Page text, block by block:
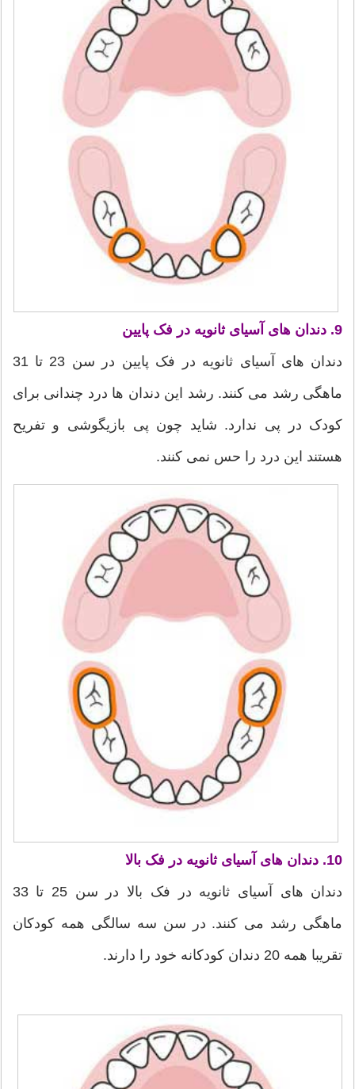
9. دندان های آسیای ثانویه در فک پایین
دندان های آسیای ثانویه در فک پایین در سن 23 تا 31
ماهگی رشد می کنند. رشد این دندان ها درد چندانی برای
کودک در پی ندارد. شاید چون پی بازیگوشی و تفریح
هستند این درد را حس نمی کنند.
10. دندان های آسیای ثانویه در فک بالا
دندان های آسیای ثانویه در فک بالا در سن 25 تا 33
ماهگی رشد می کنند. در سن سه سالگی همه کودکان
تقریبا همه 20 دندان کودکانه خود را دارند.